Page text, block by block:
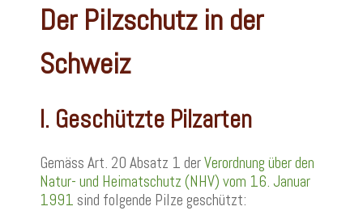
Der Pilzschutz in der
Schweiz
I. Geschützte Pilzarten
Gemäss Art. 20 Absatz 1 derVerordnung über den
Natur- und Heimatschutz (NHV) vom 16. Januar
1991 sind folgende Pilze geschützt: